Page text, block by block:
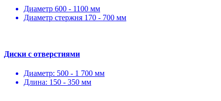
Диаметр 600 - 1100 мм
Диаметр стержня 170 - 700 мм
Диски с отверстиями
Диаметр: 500 - 1 700 мм
Длина: 150 - 350 мм